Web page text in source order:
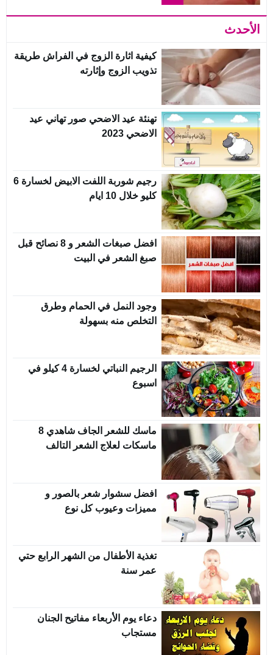
الأحدث
كيفية اثارة الزوج في الفراش طريقة
تذويب الزوج وإثارته
تهنئة عيد الاضحي صور تهاني عيد
الاضحي 2023
رجيم شوربة اللفت الابيض لخسارة 6
كليو خلال 10 ايام
افضل صبغات الشعر و 8 نصائح قبل
صبغ الشعر في البيت
وجود النمل في الحمام وطرق
التخلص منه بسهولة
الرجيم النباتي لخسارة 4 كيلو في
اسبوع
ماسك للشعر الجاف شاهدي 8
ماسكات لعلاج الشعر التالف
افضل سشوار شعر بالصور و
مميزات وعيوب كل نوع
تغذية الأطفال من الشهر الرابع حتي
عمر سنة
دعاء يوم الأربعاء مفاتيح الجنان
مستجاب